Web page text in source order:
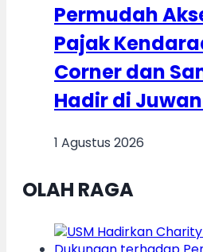
Permudah
Pajak
Corner dan
Hadir di
1 Agustus 2026
OLAH RAGA